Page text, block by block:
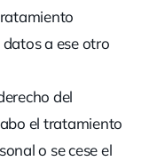
a ese otro
del
el tratamiento
o se cese el